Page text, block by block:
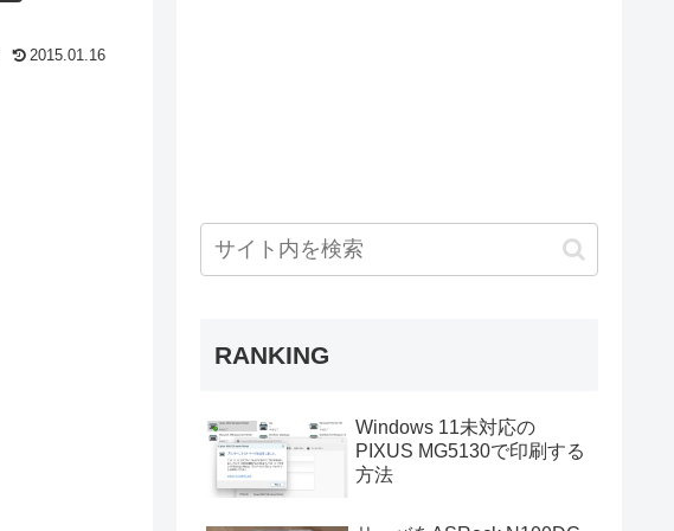
2015.01.16
RANKING
Windows 11未対応の
PIXUS MG5130で印刷する
方法